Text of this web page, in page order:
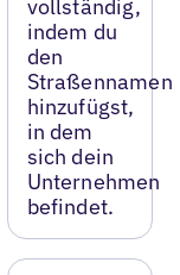
vollständig,
indem du
den
Straßennamen
hinzufügst,
in dem
sich dein
Unternehmen
befindet.